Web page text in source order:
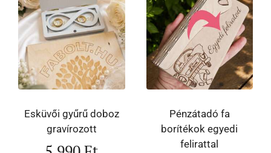
Esküvői gyűrű doboz
gravírozott
Pénzátadó fa
borítékok egyedi
felirattal